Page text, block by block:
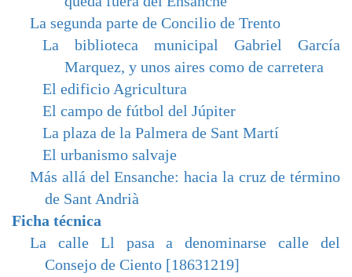
La segunda parte de Concilio de Trento
La biblioteca municipal Gabriel García
Marquez, y unos aires como de carretera
El edificio Agricultura
El campo de fútbol del Júpiter
La plaza de la Palmera de Sant Martí
El urbanismo salvaje
Más allá del Ensanche: hacia la cruz de término
de Sant Andrià
Ficha técnica
La calle Ll pasa a denominarse calle del
Consejo de Ciento [18631219]